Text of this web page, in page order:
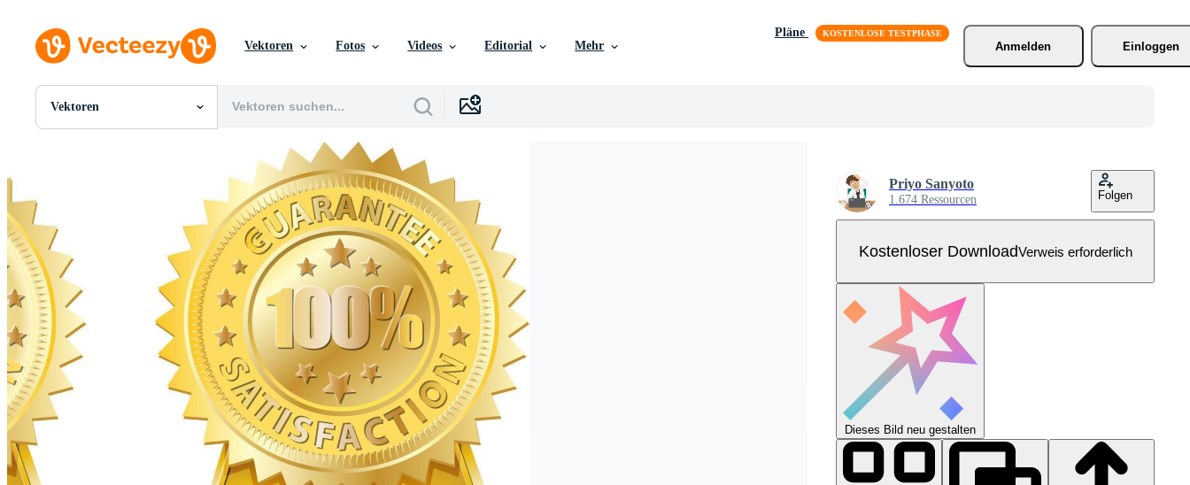
Vektoren Fotos Videos Editorial Mehr
Pläne
Anmelden
Einloggen
Vektoren
Alle Bilder
Videos
Redaktionelle Bilder
Redaktionelle Ereignisse
Priyo Sanyoto
1.674 Ressourcen Folgen
Kostenloser DownloadVerweis erforderlich
Dieses Bild neu gestalten